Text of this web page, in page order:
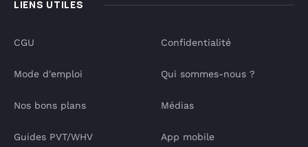
LIENS UTILES
CGU
Mode d'emploi
Nos bons plans
Guides PVT/WHV
Confidentialité
Qui sommes-nous ?
Médias
App mobile